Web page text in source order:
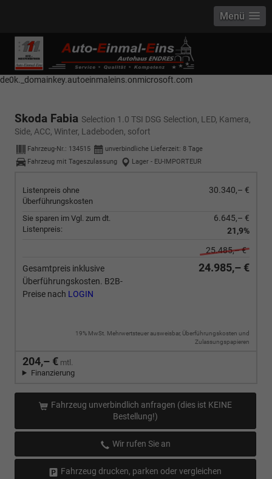
------------ Host Name : selector1._domainkey Points to address or value:
selector1-aee-de0k._domainkey.autoeinmaleins.onmicrosoft.com Host
Name : selector2._domainkey Points to address or value: selector2-aee-
de0k._domainkey.autoeinmaleins.onmicrosoft.com
Menü
Skoda Fabia Selection 1.0 TSI DSG Selection, LED, Kamera,
Side, ACC, Winter, Ladeboden, sofort
Fahrzeug-Nr.: 134515 unverbindliche Lieferzeit: 8 Tage
Fahrzeug mit Tageszulassung
Lager - EU-IMPORTEUR
Listenpreis ohne
Überführungskosten
30.340,– €
Sie sparen im Vgl. zum dt.
Listenpreis:
6.645,– €
21,9%
25.485,– €
Gesamtpreis inklusive
Überführungskosten. B2B-
Preise nach LOGIN
24.985,– €
19% MwSt. Mehrwertsteuer ausweisbar, Überführungskosten und
Zulassungspapieren
204,– € mtl.
Finanzierung
Fahrzeug unverbindlich anfragen (dies ist KEINE
Bestellung!)
Wir rufen Sie an
Fahrzeug drucken, parken oder vergleichen